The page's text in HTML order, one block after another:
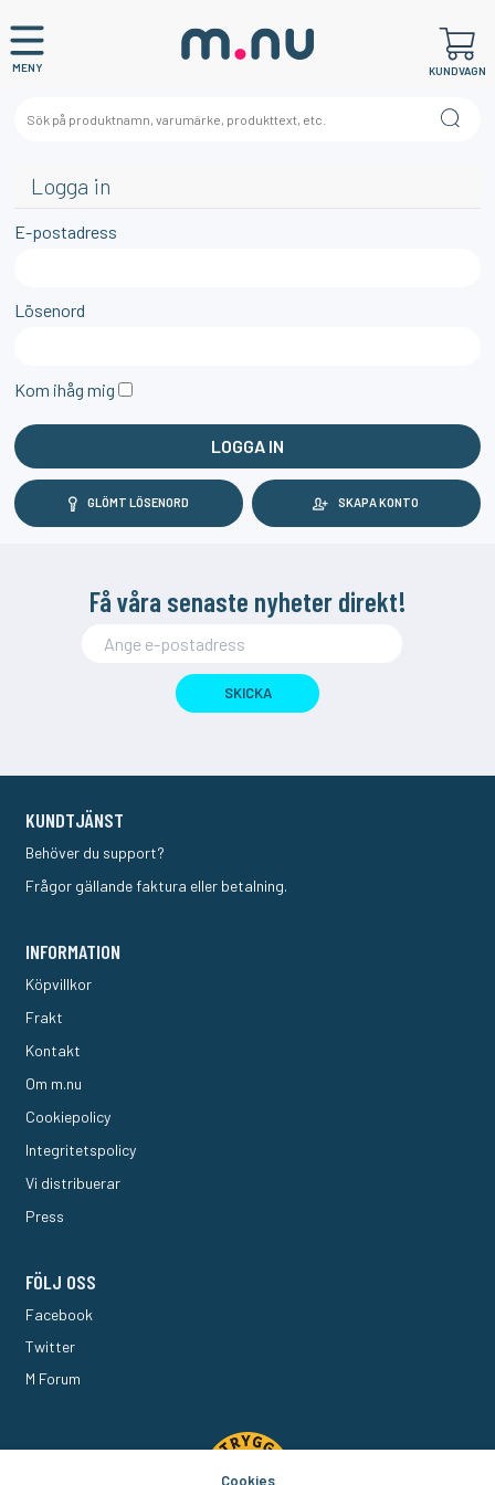
MENY KUNDVAGN
Logga in
E-postadress
Lösenord
Kom ihåg mig
GLÖMT LÖSENORD SKAPA KONTO
Få våra senaste nyheter direkt!
SKICKA
KUNDTJÄNST
Behöver du support?
Frågor gällande faktura eller betalning.
INFORMATION
Köpvillkor
Frakt
Kontakt
Om m.nu
Cookiepolicy
Integritetspolicy
Vi distribuerar
Press
FÖLJ OSS
Facebook
Twitter
M Forum
Cookies